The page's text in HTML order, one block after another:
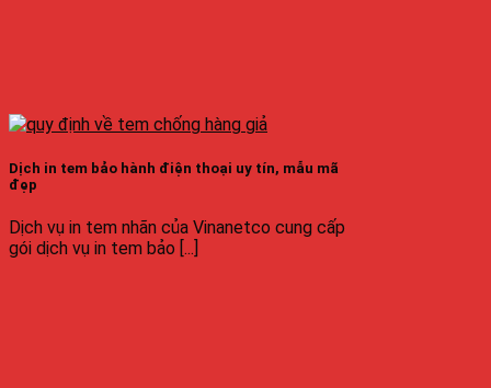
Dịch in tem bảo hành điện thoại uy tín, mẫu mã
đẹp
Dịch vụ in tem nhãn của Vinanetco cung cấp
gói dịch vụ in tem bảo [...]